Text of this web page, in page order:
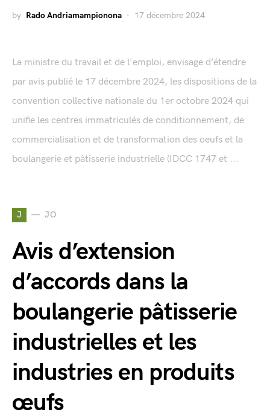
by Rado Andriamampionona 17 décembre 2024
La ministre du travail et de l'emploi, envisage d’étendre
par avis publié le 17 décembre 2024, les dispositions de la
convention collective nationale du 1er octobre 2024 qui
unifie les centres immatriculés de conditionnement, de
commercialisation et de transformation des oeufs et la
boulangerie et pâtisserie industrielle (IDCC 1747 et ...
J JO
Avis d’extension
d’accords dans la
boulangerie pâtisserie
industrielles et les
industries en produits
œufs